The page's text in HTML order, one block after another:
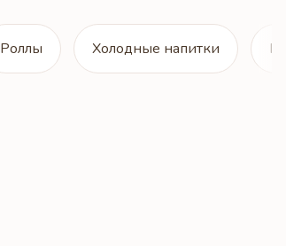
Роллы Холодные напитки